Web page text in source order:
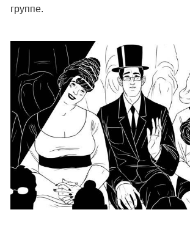
группе.